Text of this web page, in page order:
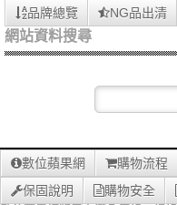
品牌總覽
NG品出清
網站資料搜尋
數位蘋果網 購物流程
保固說明
購物安全